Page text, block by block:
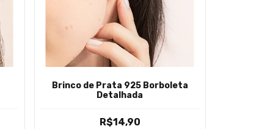
Brinco de Prata 925 Borboleta
Detalhada
R$14,90